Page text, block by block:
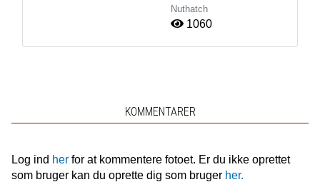
Nuthatch
1060
KOMMENTARER
Log ind herfor at kommentere fotoet. Er du ikke oprettet
som bruger kan du oprette dig som bruger her.